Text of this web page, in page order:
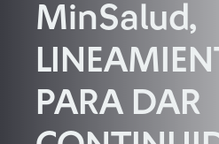
BuscarMinSalud,
PARA DAR